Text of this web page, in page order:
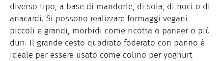
diverso tipo, a base di mandorle, di soia, di noci o di
anacardi. Si possono realizzare formaggi vegani
piccoli e grandi, morbidi come ricotta o paneer o più
duri. Il grande cesto quadrato foderato con panno è
ideale per essere usato come colino per yoghurt